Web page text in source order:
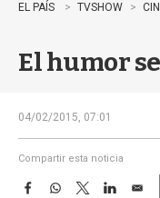
EL PAÍS TVSHOW
El humor
04/02/2015, 07:01
Compartir esta noticia
F
W
T
L
E